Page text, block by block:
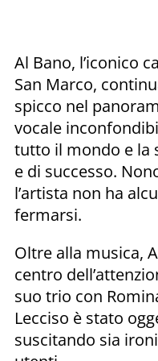
Al Bano, l’iconico
San Marco,
spicco nel
vocale
tutto il mondo e la
e di successo.
l’artista non ha
fermarsi.
Oltre alla musica,
centro
suo trio con
Lecciso è stato
suscitando sia